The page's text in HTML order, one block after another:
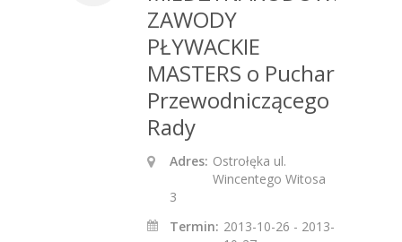
ZAWODY
PŁYWACKIE
MASTERS o Puchar
Przewodniczącego
Rady
Adres: Ostrołęka ul.
Wincentego Witosa
3
Termin: 2013-10-26 - 2013-